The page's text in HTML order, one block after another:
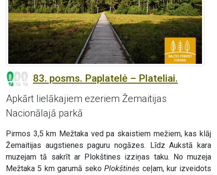
83. posms. Paplatelė – Plateliai.
Apkārt lielākajiem ezeriem Žemaitijas
Nacionālajā parkā
Pirmos 3,5 km Mežtaka ved pa skaistiem mežiem, kas klāj
Žemaitijas augstienes paguru nogāzes. Līdz Aukstā kara
muzejam tā sakrīt ar Plokštines izziņas taku. No muzeja
Mežtaka 5 km garumā sekoPlokštinės ceļam, kur izveidots